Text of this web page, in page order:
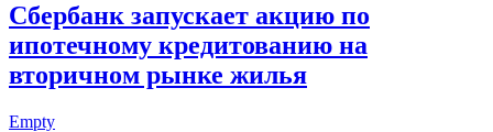
Сбербанк запускает акцию по
ипотечному кредитованию на
вторичном рынке жилья
Empty